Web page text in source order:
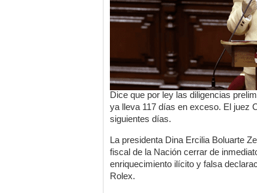
Dice que por ley las diligencias
ya lleva 117 días en exceso. El juez
siguientes días.
La presidenta Dina Ercilia Boluarte
fiscal de la Nación cerrar de
enriquecimiento ilícito y falsa
Rolex.